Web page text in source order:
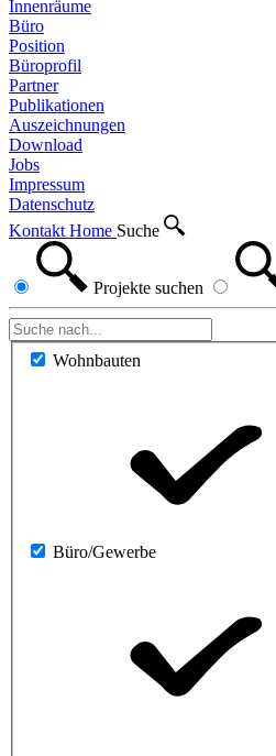
Innenräume
Büro
Position
Büroprofil
Partner
Publikationen
Auszeichnungen
Download
Jobs
Impressum
Datenschutz
Kontakt Home Suche
Projekte suchen
Wohnbauten
Büro/Gewerbe